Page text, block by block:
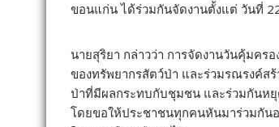
ขอนแก่น ได้ร่วมกันจัดงานตั้งแต่ วันที่
นายสุริยา กล่าวว่า การจัดงานวันคุ้มคร
ของทรัพยากรสัตว์ป่า และร่วมรณรงค์ส
ป่าที่มีผลกระทบกับชุมชน และร่วมกันห
โดยขอให้ประชาชนทุกคนหันมาร่วมกัน